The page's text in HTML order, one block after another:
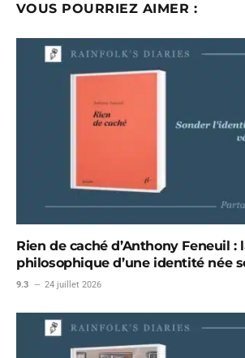
VOUS POURRIEZ AIMER :
Rien de caché d’Anthony Feneuil :
philosophique d’une identité née
9.3 24 juillet 2026